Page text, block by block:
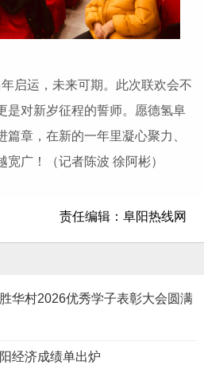
启运，未来可期。此次联欢会不
是对新岁征程的誓师。愿德氢阜
篇章，在新的一年里凝心聚力、
广！（记者陈波 徐阿彬）
责任编辑：阜阳热线网
华村2026优秀学子表彰大会圆满
经济成绩单出炉